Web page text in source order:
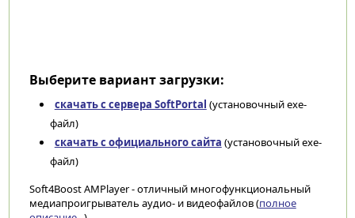
Выберите вариант загрузки:
скачать с сервера SoftPortal (установочный exe-
файл)
скачать с официального сайта (установочный exe-
файл)
Soft4Boost AMPlayer - отличный многофункциональный
медиапроигрыватель аудио- и видеофайлов (полное